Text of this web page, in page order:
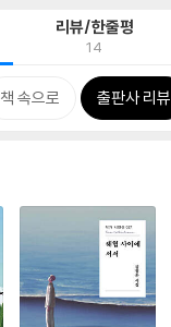
리뷰/한줄평
14
책 속으로 출판사 리뷰